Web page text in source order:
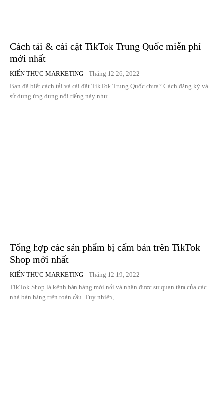
Cách tải & cài đặt TikTok Trung Quốc miễn phí
mới nhất
KIẾN THỨC MARKETING
Tháng 12 26, 2022
Bạn đã biết cách tải và cài đặt TikTok Trung Quốc chưa? Cách đăng ký và
sử dụng ứng dụng nổi tiếng này như...
Tổng hợp các sản phẩm bị cấm bán trên TikTok
Shop mới nhất
KIẾN THỨC MARKETING
Tháng 12 19, 2022
TikTok Shop là kênh bán hàng mới nổi và nhận được sự quan tâm của các
nhà bán hàng trên toàn cầu. Tuy nhiên,...